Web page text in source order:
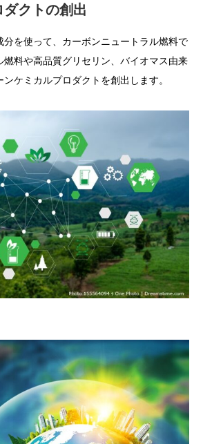
クトの創出
分を使って、カーボンニュートラル燃料で
燃料や高品質グリセリン、バイオマス由来
ケミカルプロダクトを創出します。